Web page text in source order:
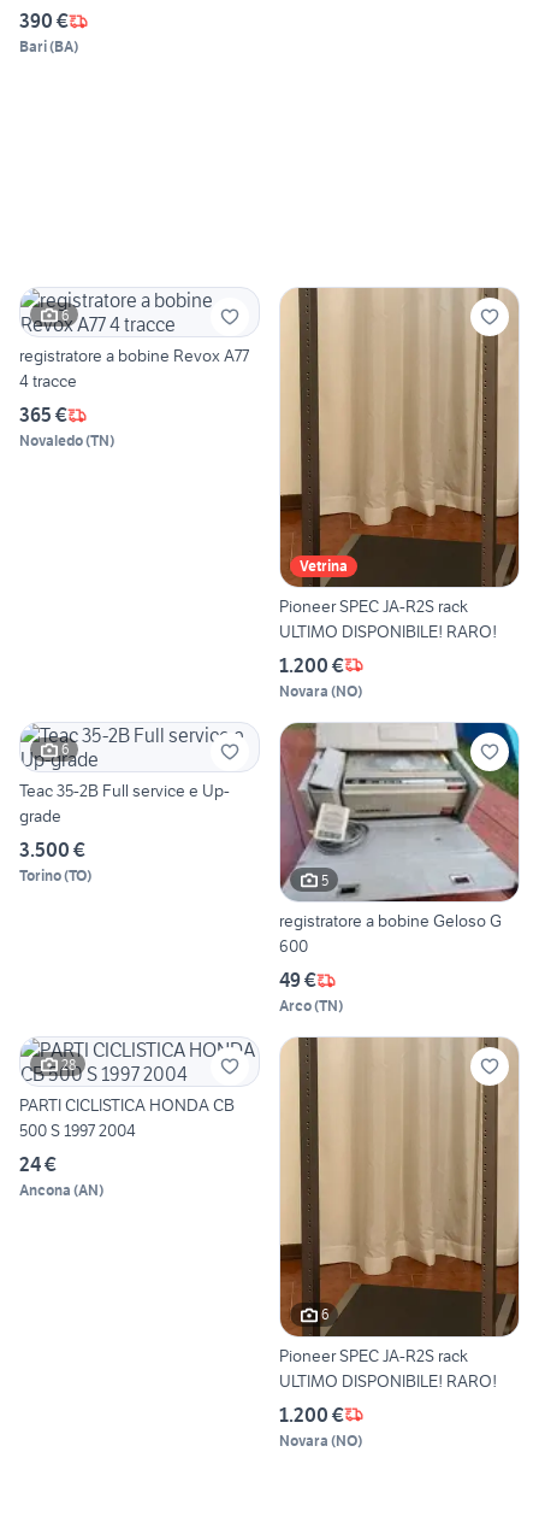
390 €
Bari(BA)
6
registratore a bobine Revox A77
4 tracce
365 €
Novaledo(TN)
Vetrina
Pioneer SPEC JA-R2S rack
ULTIMO DISPONIBILE! RARO!
1.200 €
Novara (NO)
6
Teac 35-2B Full service e Up-
grade
3.500 €
Torino(TO) 5
registratore a bobine Geloso G
600
49 €
Arco(TN)
28
PARTI CICLISTICA HONDA CB
500 S 1997 2004
24 €
Ancona (AN)
6
Pioneer SPEC JA-R2S rack
ULTIMO DISPONIBILE! RARO!
1.200 €
Novara (NO)